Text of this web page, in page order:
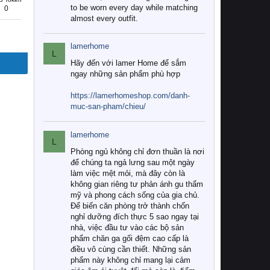
0
to be worn every day while matching
almost every outfit.
L
lamerhome
Hãy đến với lamer Home để sắm
ngay những sản phẩm phù hợp
https://lamerhomeshop.com/danh-
muc-san-pham/chieu/
L
lamerhome
Phòng ngủ không chỉ đơn thuần là nơi
để chúng ta ngả lưng sau một ngày
làm việc mệt mỏi, mà đây còn là
không gian riêng tư phản ánh gu thẩm
mỹ và phong cách sống của gia chủ.
Để biến căn phòng trở thành chốn
nghỉ dưỡng đích thực 5 sao ngay tại
nhà, việc đầu tư vào các bộ sản
phẩm chăn ga gối đệm cao cấp là
điều vô cùng cần thiết. Những sản
phẩm này không chỉ mang lại cảm